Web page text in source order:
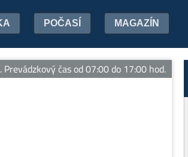
POČASÍ MAGAZÍN
čas od 07:00 do 17:00 hod.